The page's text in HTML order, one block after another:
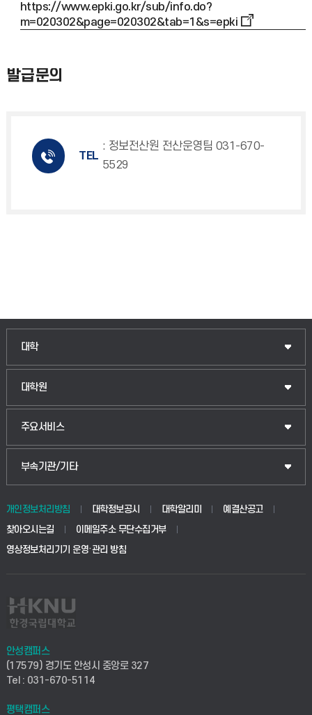
https://www.epki.go.kr/sub/info.do?
m=020302&page=020302&tab=1&s=epki
발급문의
TEL
: 정보전산원 전산운영팀 031-670-
5529
대학
인문융합공공인재학부
법경영학부
생명공학부
사회안전시스템공학부
컴퓨터응용수학부
ICT로봇기계공학부
대학원
일반대학원
산업대학원
공공정책대학원
교육대학원
주요서비스
입학안내
웹메일
학사시스템(전문학사 및 전공심화)
사이버캠퍼스(전문학사 및 전공심화)
시설바로처리서비스
연구실안전관리시스템
부속기관/기타
중앙도서관
학생생활관(안성)
산학협력단
취업지원센터
창업지원센터
개인정보처리방침 대학정보공시 대학알리미
예결산공고
찾아오시는길
이메일주소 무단수집거부
영상정보처리기기 운영·관리 방침
안성캠퍼스
(17579) 경기도 안성시 중앙로 327
Tel : 031-670-5114
평택캠퍼스